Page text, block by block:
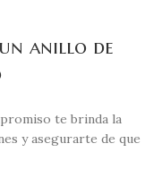
anillo de
te brinda la
y asegurarte de que